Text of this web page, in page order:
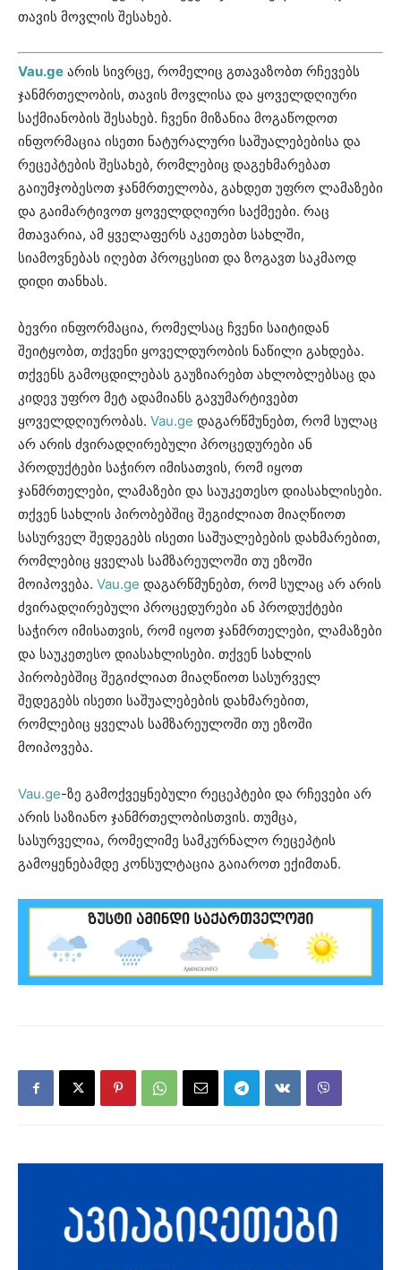
თავის მოვლის შესახებ.
Vau.ge არის სივრცე, რომელიც გთავაზობთ რჩევებს
ჯანმრთელობის, თავის მოვლისა და ყოველდღიური
საქმიანობის შესახებ. ჩვენი მიზანია მოგაწოდოთ
ინფორმაცია ისეთი ნატურალური საშუალებებისა და
რეცეპტების შესახებ, რომლებიც დაგეხმარებათ
გაიუმჯობესოთ ჯანმრთელობა, გახდეთ უფრო ლამაზები
და გაიმარტივოთ ყოველდღიური საქმეები. რაც
მთავარია, ამ ყველაფერს აკეთებთ სახლში,
სიამოვნებას იღებთ პროცესით და ზოგავთ საკმაოდ
დიდი თანხას.
ბევრი ინფორმაცია, რომელსაც ჩვენი საიტიდან
შეიტყობთ, თქვენი ყოველდურობის ნაწილი გახდება.
თქვენს გამოცდილებას გაუზიარებთ ახლობლებსაც და
კიდევ უფრო მეტ ადამიანს გავუმარტივებთ
ყოველდღიურობას. Vau.ge დაგარწმუნებთ, რომ სულაც
არ არის ძვირადღირებული პროცედურები ან
პროდუქტები საჭირო იმისათვის, რომ იყოთ
ჯანმრთელები, ლამაზები და საუკეთესო დიასახლისები.
თქვენ სახლის პირობებშიც შეგიძლიათ მიაღწიოთ
სასურველ შედეგებს ისეთი საშუალებების დახმარებით,
რომლებიც ყველას სამზარეულოში თუ ეზოში
მოიპოვება. Vau.ge დაგარწმუნებთ, რომ სულაც არ არის
ძვირადღირებული პროცედურები ან პროდუქტები
საჭირო იმისათვის, რომ იყოთ ჯანმრთელები, ლამაზები
და საუკეთესო დიასახლისები. თქვენ სახლის
პირობებშიც შეგიძლიათ მიაღწიოთ სასურველ
შედეგებს ისეთი საშუალებების დახმარებით,
რომლებიც ყველას სამზარეულოში თუ ეზოში
მოიპოვება.
Vau.ge-ზე გამოქვეყნებული რეცეპტები და რჩევები არ
არის საზიანო ჯანმრთელობისთვის. თუმცა,
სასურველია, რომელიმე სამკურნალო რეცეპტის
გამოყენებამდე კონსულტაცია გაიაროთ ექიმთან.